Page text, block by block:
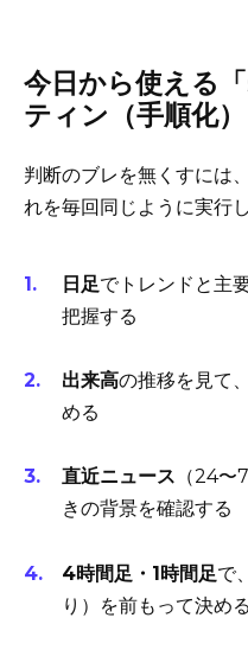
今日から使える
ティン（手順化）
判断のブレを無くすには、
れを毎回同じように実行
日足でトレンドと主
把握する
出来高の推移を見て
める
直近ニュース （24
きの背景を確認する
4時間足・1時間足で
り）を前もって決める